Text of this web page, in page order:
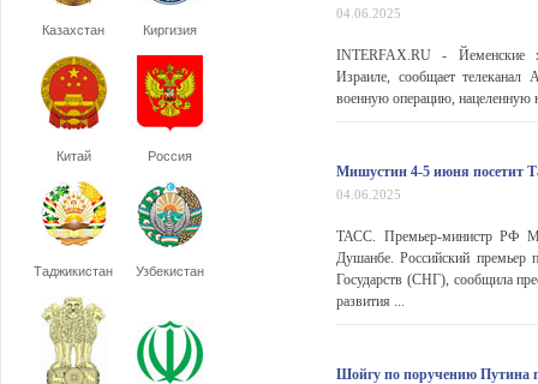
Казахстан Киргизия
Китай Россия
Таджикистан Узбекистан
04.06.2025
INTERFAX.RU - Йеменские
Израиле, сообщает
военную операцию, нацеленную
Мишустин 4-5 июня посетит
04.06.2025
ТАСС. Премьер-министр РФ
Душанбе. Российский премьер
Государств (СНГ), сообщила
развития ...
Шойгу по поручению Путина